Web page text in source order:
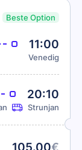
Beste Option
11:00
Venedig
20:10
Strunjan